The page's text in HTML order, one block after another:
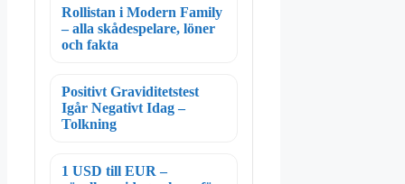
Rollistan i Modern Family
– alla skådespelare, löner
och fakta
Positivt Graviditetstest
Igår Negativt Idag –
Tolkning
1 USD till EUR –